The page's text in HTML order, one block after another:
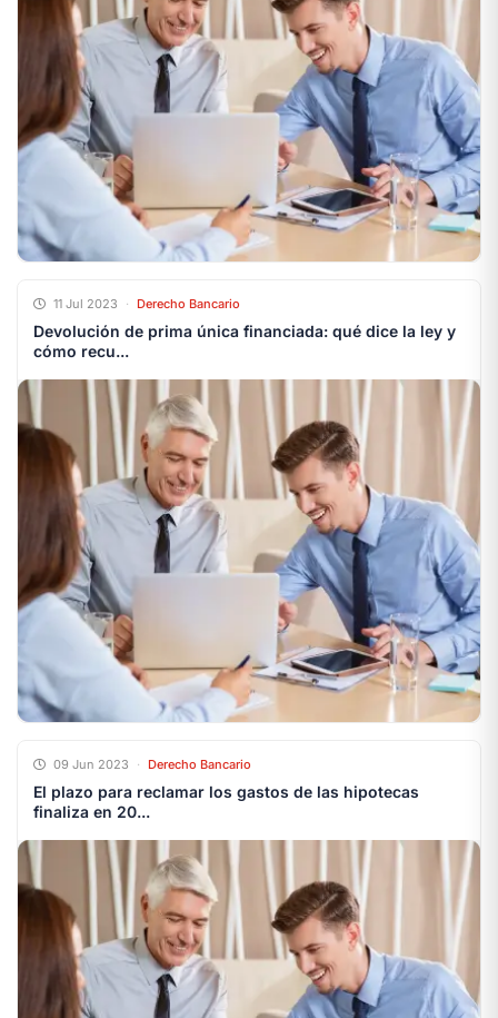
11 Jul 2023 · Derecho Bancario
Devolución de prima única financiada: qué dice la ley y
cómo recu...
09 Jun 2023 · Derecho Bancario
El plazo para reclamar los gastos de las hipotecas
finaliza en 20...